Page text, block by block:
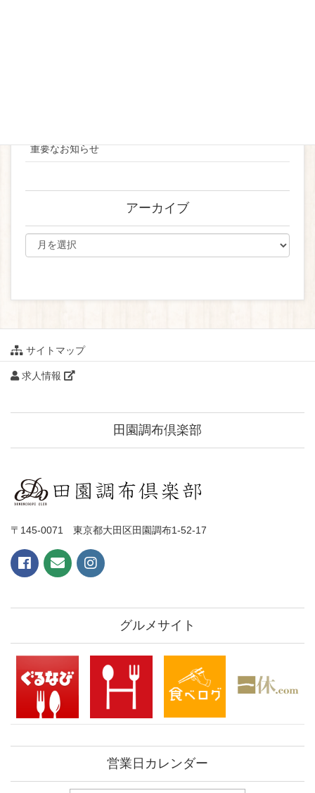
重要なお知らせ
アーカイブ
サイトマップ
求人情報
田園調布倶楽部
〒145-0071 東京都大田区田園調布1-52-17
グルメサイト
営業日カレンダー